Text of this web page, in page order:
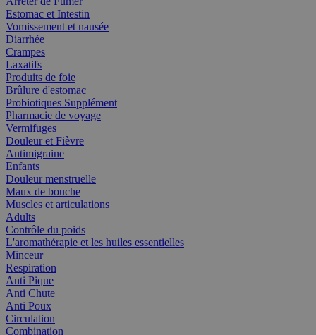
Estomac et Intestin
Vomissement et nausée
Diarrhée
Crampes
Laxatifs
Produits de foie
Brûlure d'estomac
Probiotiques Supplément
Pharmacie de voyage
Vermifuges
Douleur et Fièvre
Antimigraine
Enfants
Douleur menstruelle
Maux de bouche
Muscles et articulations
Adults
Contrôle du poids
L'aromathérapie et les huiles essentielles
Minceur
Respiration
Anti Pique
Anti Chute
Anti Poux
Circulation
Combination